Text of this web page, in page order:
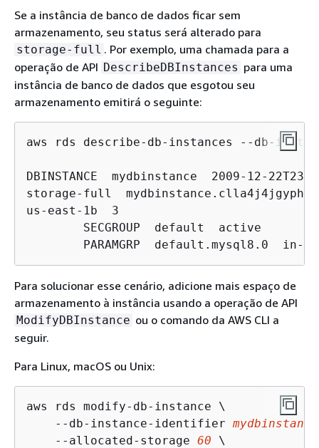
Se a instância de banco de dados ficar sem
armazenamento, seu status será alterado para
storage-full . Por exemplo, uma chamada para a
operação de API DescribeDBInstances para uma
instância de banco de dados que esgotou seu
armazenamento emitirá o seguinte:
aws rds describe-db-instances --db-
DBINSTANCE  mydbinstance  2009-12-
storage-full
us-east-1b  3
PARAMGRP  default.mysql8.0  in-
Para solucionar esse cenário, adicione mais espaço de
armazenamento à instância usando a operação de API
ModifyDBInstance ou o comando da AWS CLI a
seguir.
Para Linux, macOS ou Unix:
aws rds modify-db-instance \
    --db-instance-identifier
mydbinstance
    --allocated-storage
60 \